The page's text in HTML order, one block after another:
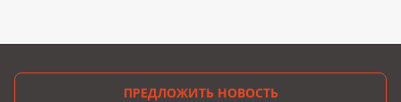
ПРЕДЛОЖИТЬ НОВОСТЬ